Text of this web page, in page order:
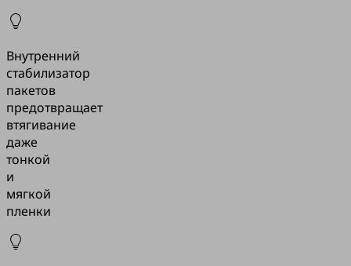
Внутренний
стабилизатор
пакетов
предотвращает
втягивание
даже
тонкой
и
мягкой
пленки